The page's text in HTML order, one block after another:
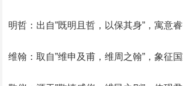
明哲：出自”既明且哲，以保其身”，寓意
维翰：取自”维申及甫，维周之翰”，象征